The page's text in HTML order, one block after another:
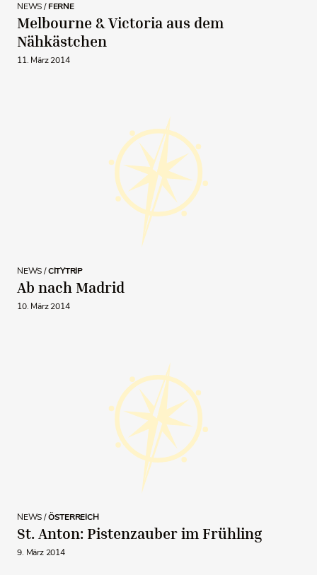
NEWS /FERNE
Melbourne & Victoria aus dem
Nähkästchen
11. März 2014
NEWS /CITYTRIP
Ab nach Madrid
10. März 2014
NEWS /ÖSTERREICH
St. Anton: Pistenzauber im Frühling
9. März 2014